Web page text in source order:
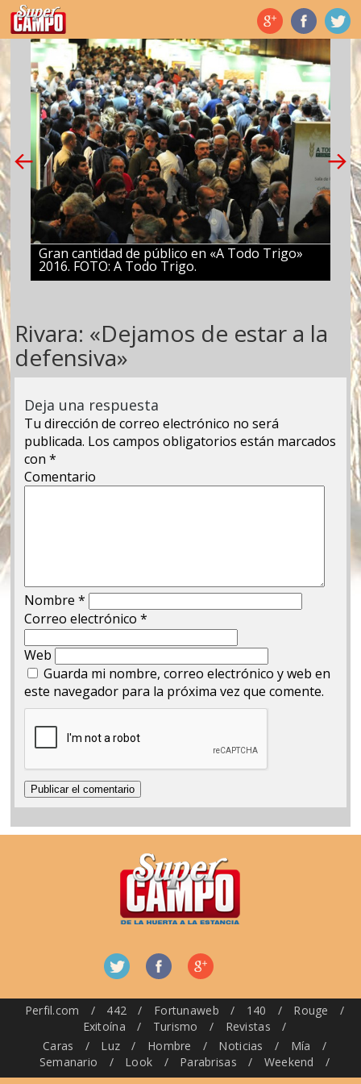
Temas de hoy
Gran cantidad de público en «A Todo Trigo»
2016. FOTO: A Todo Trigo.
Rivara: «Dejamos de estar a la
defensiva»
Deja una respuesta
Tu dirección de correo electrónico no será
publicada. Los campos obligatorios están marcados
con*
Comentario
Nombre*
Correo electrónico*
Web
Guarda mi nombre, correo electrónico y web en
este navegador para la próxima vez que comente.
Perfil.com / 442 / Fortunaweb / 140 / Rouge
/
Exitoína
/ Turismo / Revistas
/
Caras
/ Luz / Hombre / Noticias / Mía
/
Semanario
/ Look / Parabrisas / Weekend /